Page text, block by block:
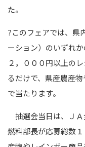
た。
?このフェアでは、県
ーション）のいずれ
２，０００円以上の
るだけで、県産農産
で当たります。
抽選会当日は、Ｊ
燃料部長が応募総数